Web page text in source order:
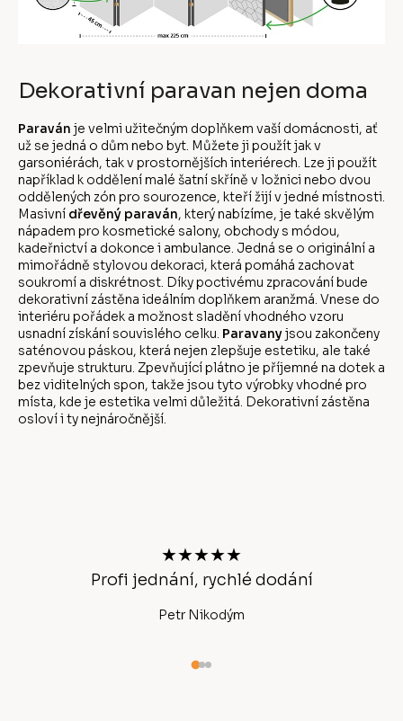
Dekorativní paravan nejen doma
Paraván je velmi užitečným doplňkem vaší domácnosti, ať
už se jedná o dům nebo byt. Můžete ji použít jak v
garsoniérách, tak v prostornějších interiérech. Lze ji použít
například k oddělení malé šatní skříně v ložnici nebo dvou
oddělených zón pro sourozence, kteří žijí v jedné místnosti.
Masivní dřevěný paraván, který nabízíme, je také skvělým
nápadem pro kosmetické salony, obchody s módou,
kadeřnictví a dokonce i ambulance. Jedná se o originální a
mimořádně stylovou dekoraci, která pomáhá zachovat
soukromí a diskrétnost. Díky poctivému zpracování bude
dekorativní zástěna ideálním doplňkem aranžmá. Vnese do
interiéru pořádek a možnost sladění vhodného vzoru
usnadní získání souvislého celku. Paravanyjsou zakončeny
saténovou páskou, která nejen zlepšuje estetiku, ale také
zpevňuje strukturu. Zpevňující plátno je příjemné na dotek a
bez viditelných spon, takže jsou tyto výrobky vhodné pro
místa, kde je estetika velmi důležitá. Dekorativní zástěna
osloví i ty nejnáročnější.
★★★★★
Profi jednání, rychlé dodání
Petr Nikodým